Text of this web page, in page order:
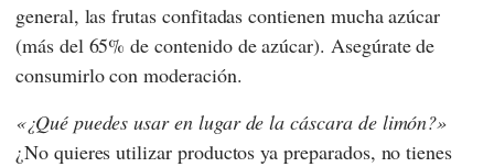
general, las frutas confitadas contienen mucha azúcar
(más del 65% de contenido de azúcar). Asegúrate de
consumirlo con moderación.
¿Qué puedes usar en lugar de la cáscara de limón?
¿No quieres utilizar productos ya preparados, no tienes